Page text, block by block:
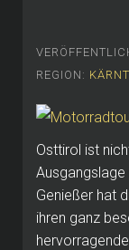
REGION:
Osttirol ist
Genießer hat
ihren ganz